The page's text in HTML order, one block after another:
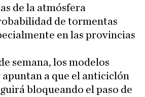
de la atmósfera
de tormentas
en las provincias
semana, los modelos
a que el anticiclón
bloqueando el paso de